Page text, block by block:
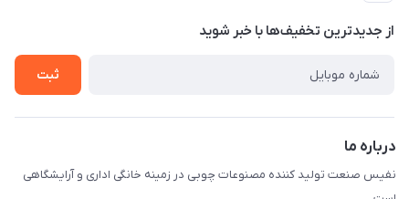
تماس با ما
راهنمای خرید
از جدید‌ترین تخفیف‌ها با‌ خبر شوید
ثبت
درباره ما
نفیس صنعت تولید کننده مصنوعات چوبی در زمینه خانگی اداری و آرایشگاهی